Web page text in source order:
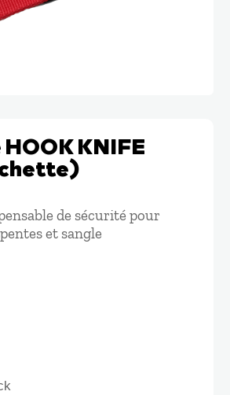
KNIFE
de sécurité pour
et sangle